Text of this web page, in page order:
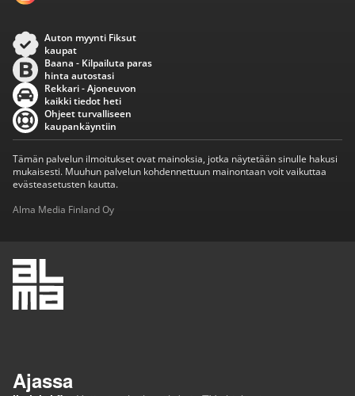
Auton myynti Fiksut
kaupat
Baana - Kilpailuta paras
hinta autostasi
Rekkari - Ajoneuvon
kaikki tiedot heti
Ohjeet turvalliseen
kaupankäyntiin
Tämän palvelun ilmoitukset ovat mainoksia, jotka näytetään sinulle hakusi
mukaisesti. Muuhun palvelun kohdennettuun mainontaan voit vaikuttaa
evästeasetusten kautta.
Alma Media Finland Oy